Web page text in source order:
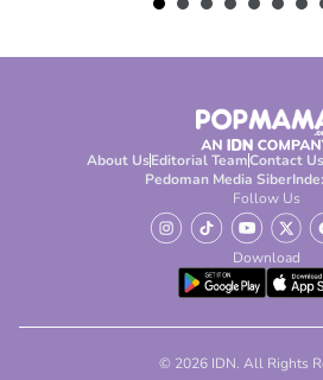
About UsEditorial TeamContact
Pedoman Media Siber
Follow Us
Download
© 2026 IDN. All Rights